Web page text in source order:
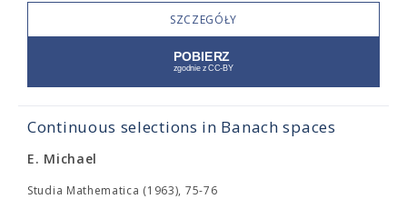
SZCZEGÓŁY
Continuous selections in Banach spaces
E. Michael
Studia Mathematica (1963), 75-76